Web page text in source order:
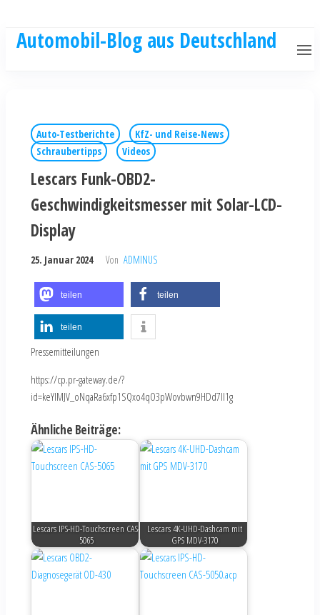
Automobil-Blog aus Deutschland
Auto-Testberichte
KfZ- und Reise-News
Schraubertipps
Videos
Lescars Funk-OBD2-
Geschwindigkeitsmesser mit Solar-LCD-
Display
25. Januar 2024 Von ADMINUS
teilen teilen
teilen
Pressemitteilungen
https://cp.pr-gateway.de/?
id=keYlMJV_oNqaRa6xfp1SQxo4qO3pWovbwn9HDd7Il1g
Ähnliche Beiträge:
Lescars IPS-HD-Touchscreen CAS-
5065
Lescars 4K-UHD-Dashcam mit
GPS MDV-3170